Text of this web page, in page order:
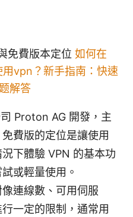
免費版本定位 如何在
vpn？新手指南：快速
解答
Proton AG 開發，主
費版的定位是讓使用
下體驗 VPN 的基本功
或輕量使用。
連線數、可用伺服
一定的限制，通常用